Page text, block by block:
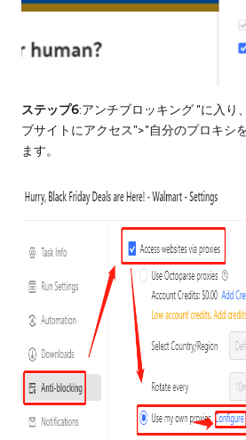
ステップ6:アンチブロッキング "に入り
ブサイトにアクセス">"自分のプロキシ
ます。